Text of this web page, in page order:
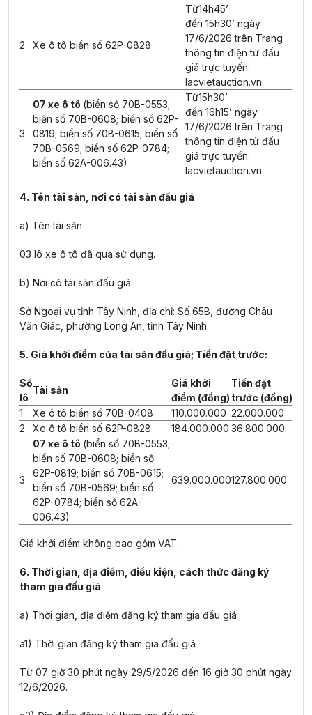
2 Xe ô tô biển số 62P-0828
Từ14h45’
đến 15h30’ ngày
17/6/2026 trên Trang
thông tin điện tử đấu
giá trực tuyến:
lacvietauction.vn.
3
07 xe ô tô (biển số 70B-0553;
biển số 70B-0608; biển số 62P-
0819; biển số 70B-0615; biển số
70B-0569; biển số 62P-0784;
biển số 62A-006.43)
Từ15h30’
đến 16h15’ ngày
17/6/2026 trên Trang
thông tin điện tử đấu
giá trực tuyến:
lacvietauction.vn.
4. Tên tài sản, nơi có tài sản đấu giá
a) Tên tài sản
03 lô xe ô tô đã qua sử dụng.
b) Nơi có tài sản đấu giá:
Sở Ngoại vụ tỉnh Tây Ninh, địa chỉ: Số 65B, đường Châu
Văn Giác, phường Long An, tỉnh Tây Ninh.
5. Giá khởi điểm của tài sản đấu giá; Tiền đặt trước:
Số
lô
Tài sản
Giá khởi
điểm (đồng)
Tiền đặt
trước (đồng)
1
Xe ô tô biển số 70B-0408 110.000.000 22.000.000
2
Xe ô tô biển số 62P-0828 184.000.000 36.800.000
3
07 xe ô tô (biển số 70B-0553;
biển số 70B-0608; biển số
62P-0819; biển số 70B-0615;
biển số 70B-0569; biển số
62P-0784; biển số 62A-
006.43)
639.000.000127.800.000
Giá khởi điểm không bao gồm VAT.
6. Thời gian, địa điểm, điều kiện, cách thức đăng ký
tham gia đấu giá
a) Thời gian, địa điểm đăng ký tham gia đấu giá
a1) Thời gian đăng ký tham gia đấu giá
Từ 07 giờ 30 phút ngày 29/5/2026 đến 16 giờ 30 phút ngày
12/6/2026.